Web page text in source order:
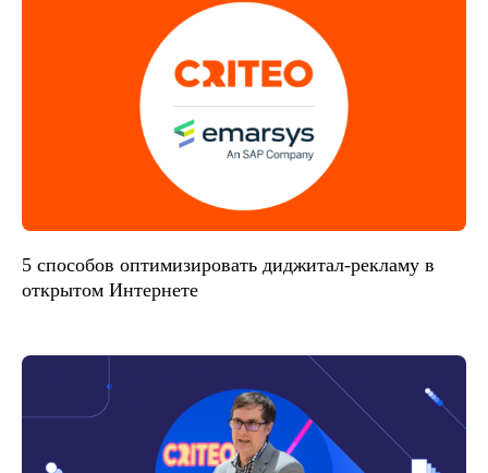
5 способов оптимизировать диджитал-рекламу в
открытом Интернете